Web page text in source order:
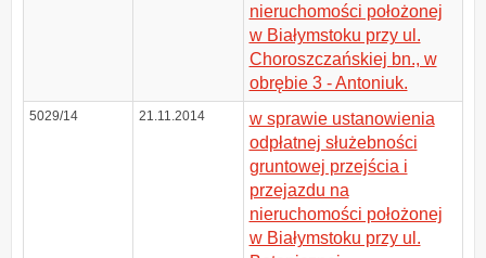
nieruchomości położonej
w Białymstoku przy ul.
Choroszczańskiej bn., w
obrębie 3 - Antoniuk.
5029/14 21.11.2014
w sprawie ustanowienia
odpłatnej służebności
gruntowej przejścia i
przejazdu na
nieruchomości położonej
w Białymstoku przy ul.